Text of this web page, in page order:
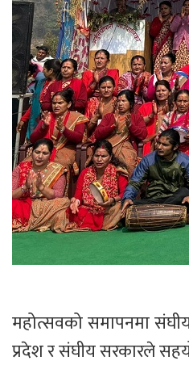
महोत्सवको समापनमा
प्रदेश र संघीय सरकारले